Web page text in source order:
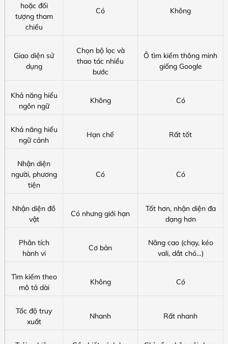
hoặc đối
tượng tham
chiếu
Có Không
Giao diện sử
dụng
Chọn bộ lọc và
thao tác nhiều
bước
Ô tìm kiếm thông minh
giống Google
Khả năng hiểu
ngôn ngữ
Không Có
Khả năng hiểu
ngữ cảnh
Hạn chế Rất tốt
Nhận diện
người, phương
tiện
Có Có
Nhận diện đồ
vật
Có nhưng giới hạn
Tốt hơn, nhận diện đa
dạng hơn
Phân tích
hành vi
Cơ bản
Nâng cao (chạy, kéo
vali, dắt chó…)
Tìm kiếm theo
mô tả dài
Không Có
Tốc độ truy
xuất
Nhanh Rất nhanh